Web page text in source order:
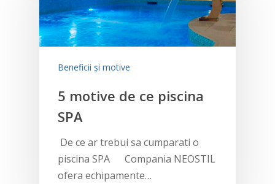
Beneficii și motive
5 motive de ce piscina
SPA
De ce ar trebui sa cumparati o
piscina SPA Compania NEOSTIL
ofera echipamente…